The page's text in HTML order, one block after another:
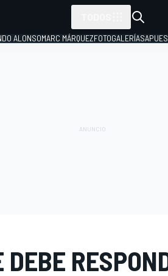
ALONSOMARC MÁRQUEZFOTOGALERÍAS